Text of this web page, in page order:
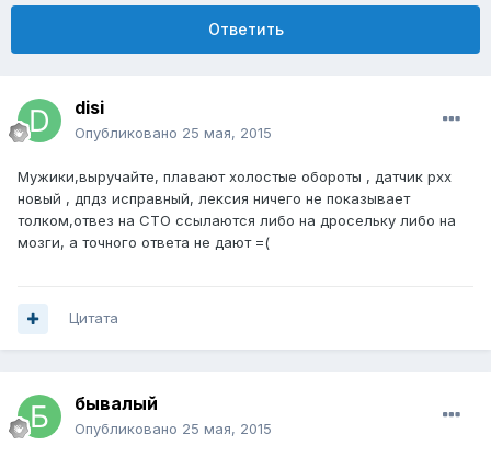
Ответить
disi
Опубликовано 25 мая, 2015
Мужики,выручайте, плавают холостые обороты , датчик рхх
новый , дпдз исправный, лексия ничего не показывает
толком,отвез на СТО ссылаются либо на дросельку либо на
мозги, а точного ответа не дают =(
Цитата
бывалый
Опубликовано 25 мая, 2015